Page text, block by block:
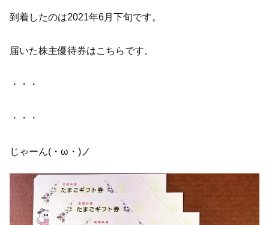
到着したのは2021年6月下旬です。
届いた株主優待券はこちらです。
・・・
・・・
じゃーん(・ω・)ノ